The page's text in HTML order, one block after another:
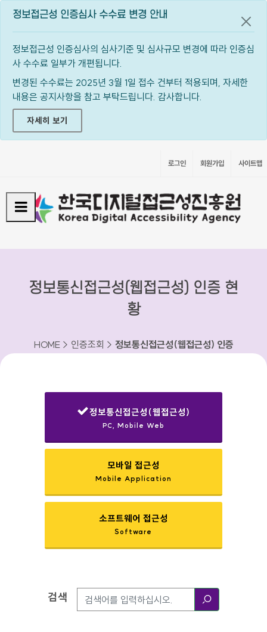
정보접근성 인증심사 수수료 변경 안내
정보접근성 인증심사의 심사기준 및 심사규모 변경에 따라 인증심
사 수수료 일부가 개편됩니다.
변경된 수수료는 2025년 3월 1일 접수 건부터 적용되며, 자세한
내용은 공지사항을 참고 부탁드립니다. 감사합니다.
자세히 보기
공지
로그인 회원가입 사이트맵
정보통신접근성(웹접근성) 인증 현
황
HOME > 인증조회 > 정보통신접근성(웹접근성) 인증
정보통신접근성(웹접근성)
PC, Mobile Web
모바일 접근성
Mobile Application
소프트웨어 접근성
Software
검색옵션
검색